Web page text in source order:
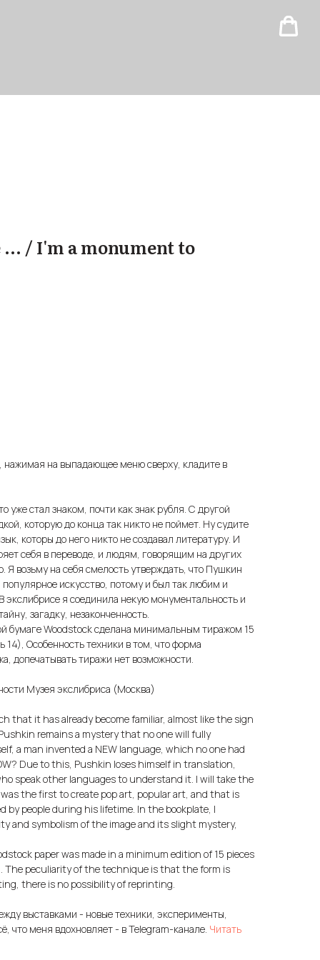
/ I'm a monument to
нажимая на выпадающее меню сверху, кладите в
уже стал знаком, почти как знак рубля. С другой
которую до конца так никто не поймет. Ну судите
которы до него никто не создавал литературу. И
себя в переводе, и людям, говорящим на других
Я возьму на себя смелость утверждать, что Пушкин
искусство, потому и был так любим и
я соединила некую монументальность и
загадку, незаконченность.
бумаге Woodstock сделана минимальным тиражом 15
14), Особенность техники в том, что форма
допечатывать тиражи нет возможности.
Музея экслибриса (Москва)
that it has already become familiar, almost like the sign
remains a mystery that no one will fully
a man invented a NEW language, which no one had
Due to this, Pushkin loses himself in translation,
speak other languages to understand it. I will take the
the first to create pop art, popular art, and that is
by people during his lifetime. In the bookplate, I
and symbolism of the image and its slight mystery,
paper was made in a minimum edition of 15 pieces
The peculiarity of the technique is that the form is
there is no possibility of reprinting.
выставками - новые техники, эксперименты,
что меня вдохновляет - в Telegram-канале. Читать